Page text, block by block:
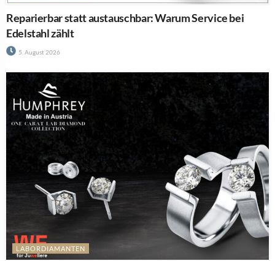
Reparierbar statt austauschbar: Warum Service bei
Edelstahl zählt
5. August 2026
LABORDIAMANTEN